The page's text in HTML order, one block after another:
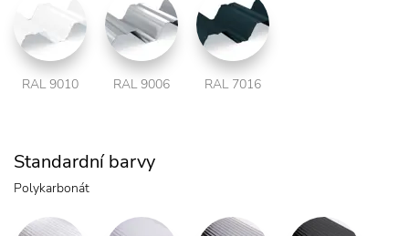
RAL 9010 RAL 9006 RAL 7016
Standardní barvy
Polykarbonát